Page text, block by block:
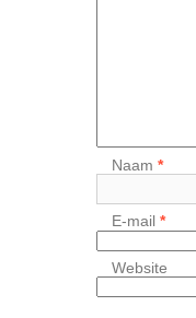
Naam*
E-mail*
Website